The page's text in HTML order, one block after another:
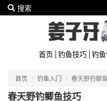
搜索
首页 钓鱼技巧 钓
首页 钓鱼入门 春天野钓鲫
春天野钓鲫鱼技巧